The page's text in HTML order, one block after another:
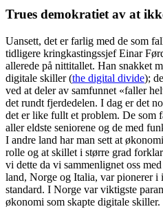
Trues demokratiet av at
Uansett, det er farlig med de som
tidligere kringkastingssjef Einar
allerede på nittitallet. Han snakket
digitale skiller (the digital divide);
ved at deler av samfunnet «faller
det rundt fjerdedelen. I dag er det
det er like fullt et problem. De som
aller eldste seniorene og de med
I andre land har man sett at
rolle og at skillet i større grad
vi dette da vi sammenlignet oss
land, Norge og Italia, var pionerer
standard. I Norge var viktigste
økonomi som skapte digitale skiller.